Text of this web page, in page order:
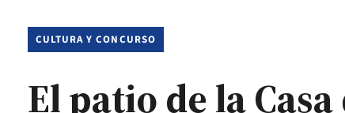
CULTURA Y CONCURSO
El patio de la